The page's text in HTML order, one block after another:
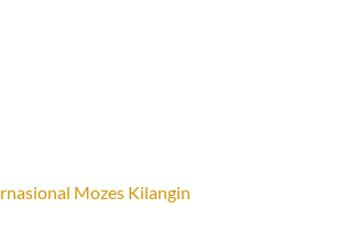
Mozes Kilangin